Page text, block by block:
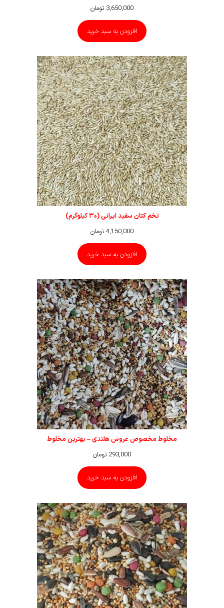
3,650,000 تومان
افزودن به سبد خرید
تخم کتان سفید ایرانی (۳۰ کیلوگرم)
4,150,000 تومان
افزودن به سبد خرید
مخلوط مخصوص عروس هلندی – بهترین مخلوط
293,000 تومان
افزودن به سبد خرید